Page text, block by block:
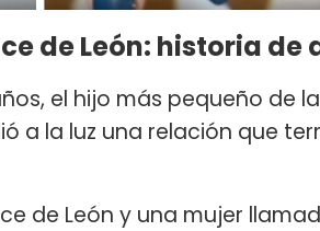
de León: historia de
el hijo más pequeño de
a la luz una relación que
de León y una mujer